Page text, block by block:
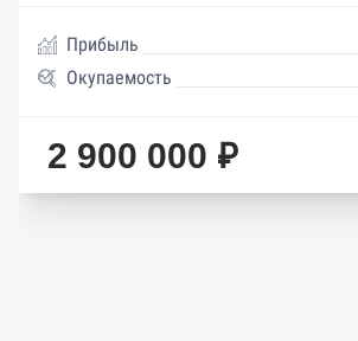
Прибыль
Окупаемость
2 900 000 ₽